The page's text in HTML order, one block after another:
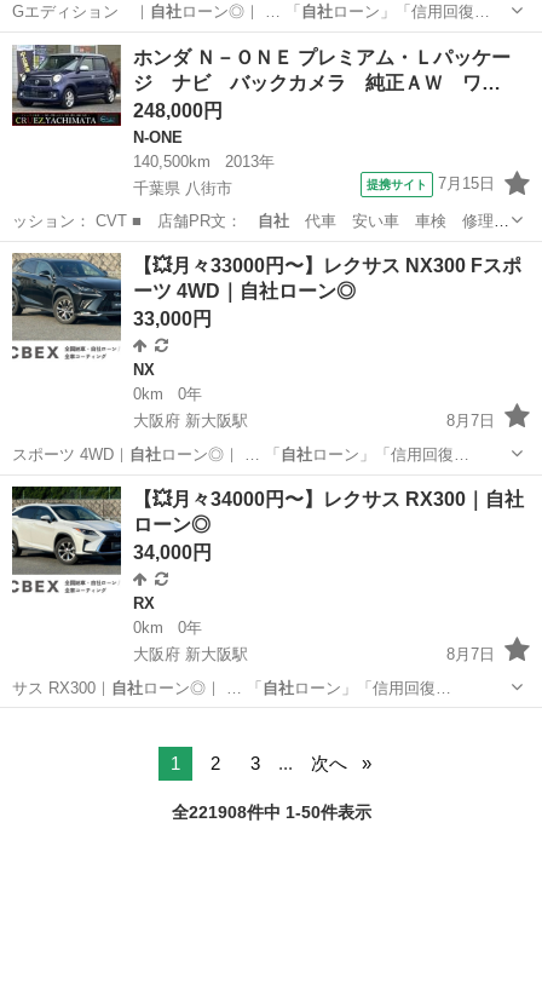
Gエディション ｜ 自社 ローン◎｜ … 「 自社ローン」「信用回復…
大阪 大阪市 新大阪駅 ヴェルファイア
ホンダ Ｎ－ＯＮＥ プレミアム・Ｌパッケー
ジ ナビ バックカメラ 純正ＡＷ ワ…
248,000円
N-ONE
140,500km
2013年
千葉県 八街市
提携サイト 7月15日
ッション： CVT ■ 店舗PR文： 自社代車 安い車 車検 修理
保険 クレ…
千葉 八街市 N-ONE
【💥月々33000円〜】レクサス NX300 Fスポ
ーツ 4WD｜自社ローン◎
33,000円
NX
0km
0年
大阪府 新大阪駅
8月7日
スポーツ 4WD｜ 自社 ローン◎｜ … 「 自社ローン」「信用回復…
大阪 大阪市 新大阪駅 NX
【💥月々34000円〜】レクサス RX300｜自社
ローン◎
34,000円
RX
0km
0年
大阪府 新大阪駅
8月7日
サス RX300｜ 自社 ローン◎｜ … 「 自社ローン」「信用回復…
1 2 3 ... 次へ
全221908件中 1-50件表示